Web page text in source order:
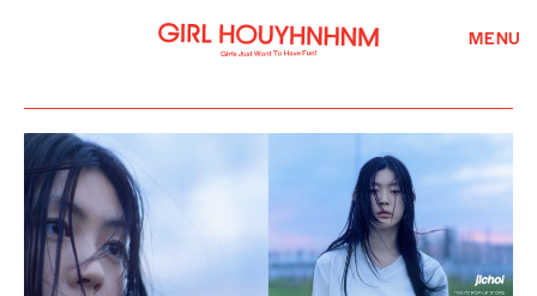
MENU